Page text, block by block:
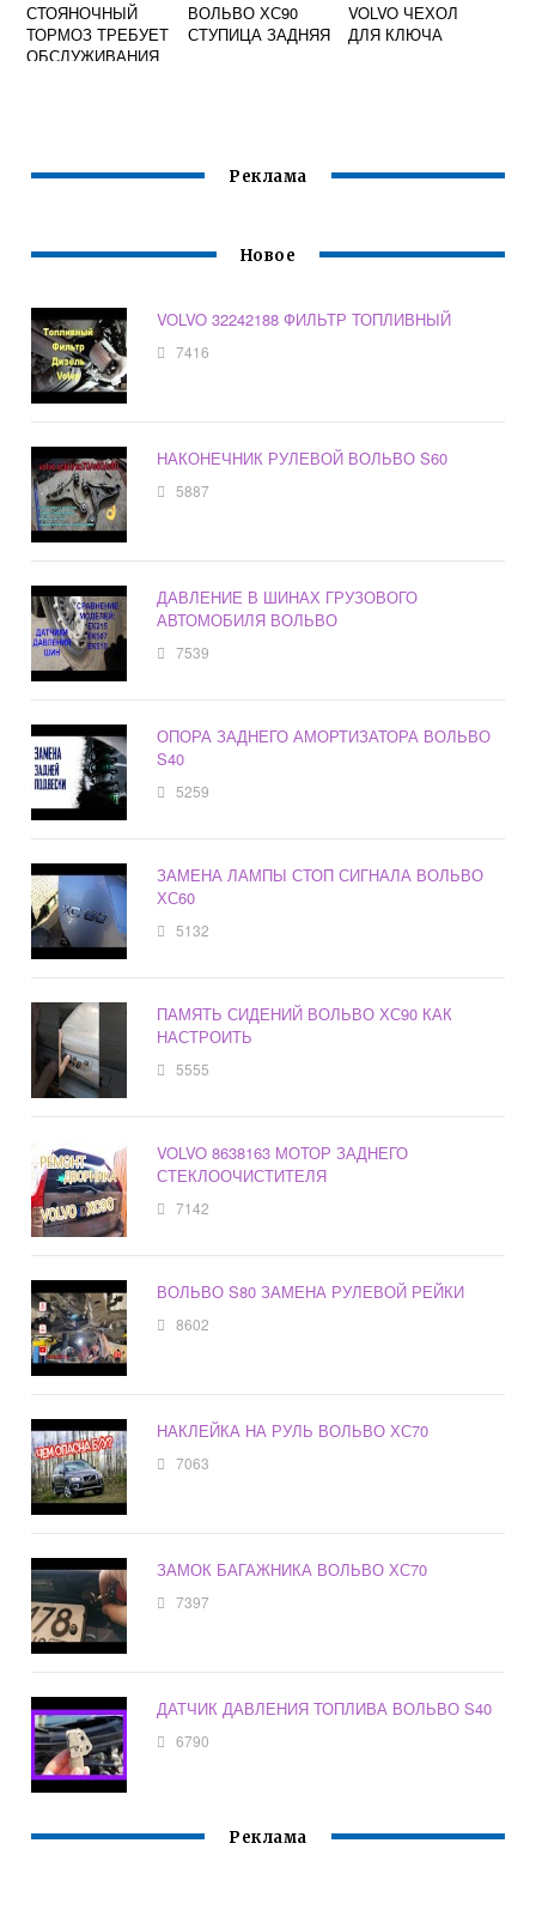
СТОЯНОЧНЫЙ
ТОРМОЗ ТРЕБУЕТ
ОБСЛУЖИВАНИЯ
ВОЛЬВО ХС90
СТУПИЦА ЗАДНЯЯ
VOLVO ЧЕХОЛ
ДЛЯ КЛЮЧА
Реклама
Новое
VOLVO 32242188 ФИЛЬТР ТОПЛИВНЫЙ
7416
НАКОНЕЧНИК РУЛЕВОЙ ВОЛЬВО S60
5887
ДАВЛЕНИЕ В ШИНАХ ГРУЗОВОГО
АВТОМОБИЛЯ ВОЛЬВО
7539
ОПОРА ЗАДНЕГО АМОРТИЗАТОРА ВОЛЬВО
S40
5259
ЗАМЕНА ЛАМПЫ СТОП СИГНАЛА ВОЛЬВО
ХС60
5132
ПАМЯТЬ СИДЕНИЙ ВОЛЬВО ХС90 КАК
НАСТРОИТЬ
5555
VOLVO 8638163 МОТОР ЗАДНЕГО
СТЕКЛООЧИСТИТЕЛЯ
7142
ВОЛЬВО S80 ЗАМЕНА РУЛЕВОЙ РЕЙКИ
8602
НАКЛЕЙКА НА РУЛЬ ВОЛЬВО ХС70
7063
ЗАМОК БАГАЖНИКА ВОЛЬВО ХС70
7397
ДАТЧИК ДАВЛЕНИЯ ТОПЛИВА ВОЛЬВО S40
6790
Реклама